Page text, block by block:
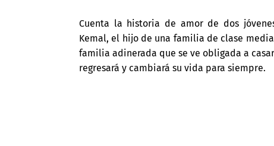
Cuenta la historia de amor de dos
Kemal, el hijo de una familia de clase
familia adinerada que se ve obligada a
regresará y cambiará su vida para siempre.